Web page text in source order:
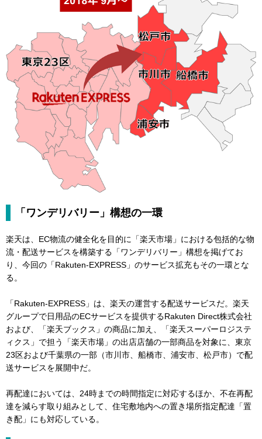
「ワンデリバリー」構想の一環
楽天は、EC物流の健全化を目的に「楽天市場」における包括的な物
流・配送サービスを構築する「ワンデリバリー」構想を掲げてお
り、今回の「Rakuten-EXPRESS」のサービス拡充もその一環とな
る。
「Rakuten-EXPRESS」は、楽天の運営する配送サービスだ。楽天
グループで日用品のECサービスを提供するRakuten Direct株式会社
および、「楽天ブックス」の商品に加え、「楽天スーパーロジステ
ィクス」で担う「楽天市場」の出店店舗の一部商品を対象に、東京
23区および千葉県の一部（市川市、船橋市、浦安市、松戸市）で配
送サービスを展開中だ。
再配達においては、24時までの時間指定に対応するほか、不在再配
達を減らす取り組みとして、住宅敷地内への置き場所指定配達「置
き配」にも対応している。